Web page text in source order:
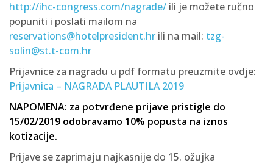
http://ihc-congress.com/nagrade/ ili je možete ručno
popuniti i poslati mailom na
reservations@hotelpresident.hr ili na mail: tzg-
solin@st.t-com.hr
Prijavnice za nagradu u pdf formatu preuzmite ovdje:
Prijavnica – NAGRADA PLAUTILA 2019
NAPOMENA: za potvrđene prijave pristigle do
15/02/2019 odobravamo 10% popusta na iznos
kotizacije.
Prijave se zaprimaju najkasnije do 15. ožujka